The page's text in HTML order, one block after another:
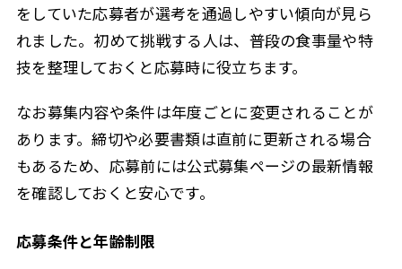
をしていた応募者が選考を通過しやすい傾向が見ら
れました。初めて挑戦する人は、普段の食事量や特
技を整理しておくと応募時に役立ちます。
なお募集内容や条件は年度ごとに変更されることが
あります。締切や必要書類は直前に更新される場合
もあるため、応募前には公式募集ページの最新情報
を確認しておくと安心です。
応募条件と年齢制限